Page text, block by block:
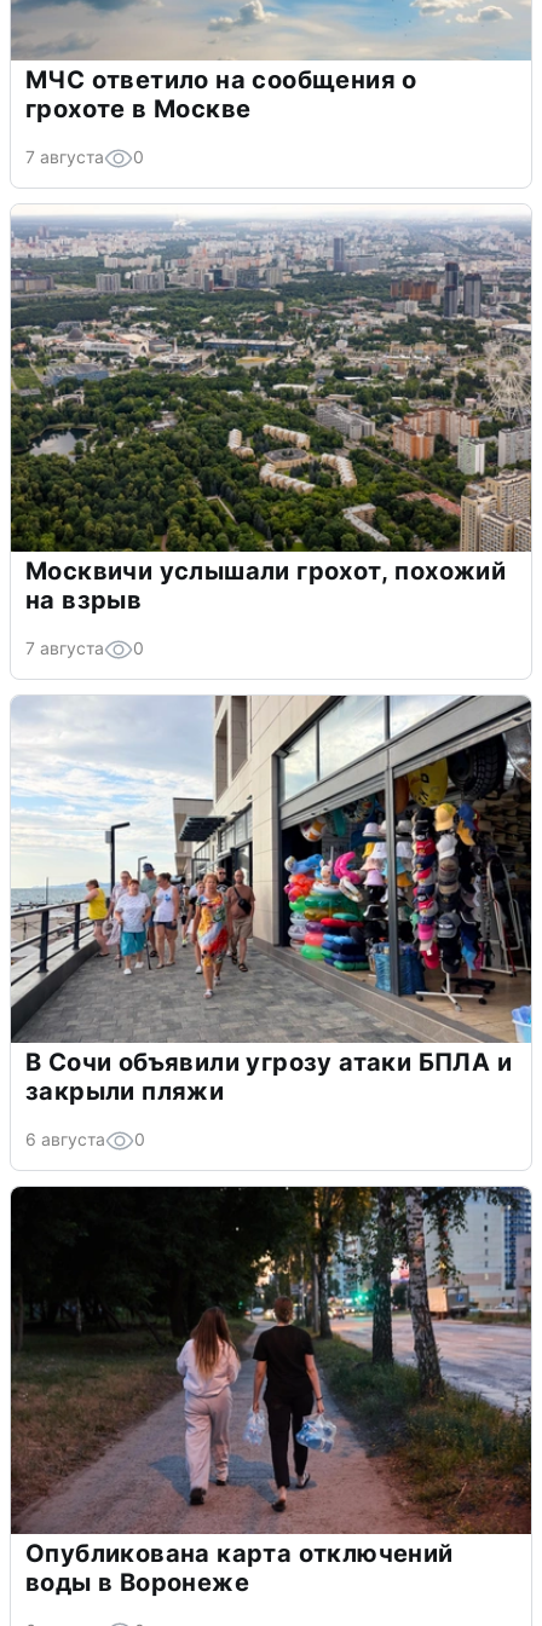
МЧС ответило на сообщения о
грохоте в Москве
7 августа 0
Москвичи услышали грохот, похожий
на взрыв
7 августа 0
В Сочи объявили угрозу атаки БПЛА и
закрыли пляжи
6 августа 0
Опубликована карта отключений
воды в Воронеже